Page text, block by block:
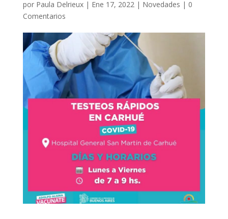
por Paula Delrieux| Ene 17, 2022| Novedades | 0
Comentarios